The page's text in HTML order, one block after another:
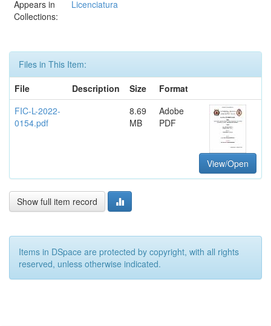
Appears in
Collections:
Licenciatura
Files in This Item:
File
Description Size
Format
FIC-L-2022-
0154.pdf
8.69
MB
Adobe
PDF
View/Open
Show full item record
Items in DSpace are protected by copyright, with all rights
reserved, unless otherwise indicated.